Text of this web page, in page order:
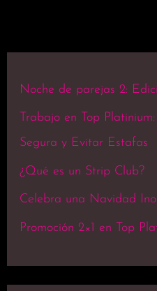
Noche de parejas 2:
Trabajo en Top
Segura y Evitar Estafas
¿Qué es un Strip Club?
Celebra una Navidad
Promoción 2×1 en Top